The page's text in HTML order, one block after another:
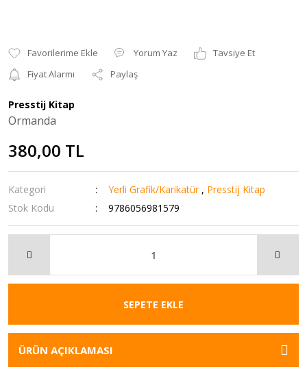
Yorum Yaz
Tavsiye Et
Fiyat Alarmı
Paylaş
Presstij Kitap
Ormanda
380,00 TL
Kategori Yerli Grafik/Karikatür , Presstij Kitap
Stok Kodu
9786056981579
SEPETE EKLE
ÜRÜN AÇIKLAMASI